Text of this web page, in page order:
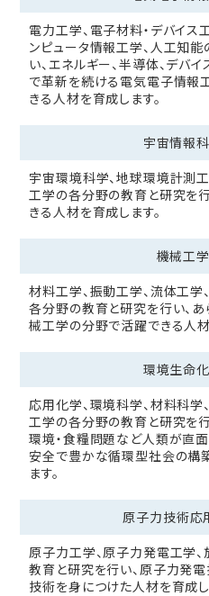
電力工学、電子材料・デバイス
ンピュータ情報工学、人工知
い、エネルギー、半導体、デバ
で革新を続ける電気電子情報
きる人材を育成します。
宇宙情報
宇宙環境科学、地球環境計測
工学の各分野の教育と研究を
きる人材を育成します。
機械工
材料工学、振動工学、流体工学
各分野の教育と研究を行い、
械工学の分野で活躍できる人材
環境生命
応用化学、環境科学、材料科学
工学の各分野の教育と研究を行
環境・食糧問題など人類が直
安全で豊かな循環型社会の構
ます。
原子力技術応
原子力工学、原子力発電工学
教育と研究を行い、原子力発
技術を身につけた人材を育成し